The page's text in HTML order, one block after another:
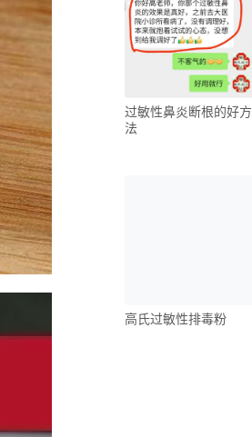
过敏性鼻炎断根的好方
法
高氏过敏性排毒粉